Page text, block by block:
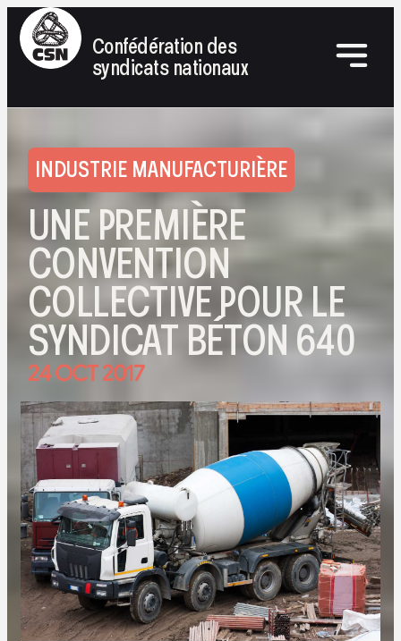
Confédération des
syndicats nationaux
INDUSTRIE MANUFACTURIÈRE
UNE PREMIÈRE
CONVENTION
COLLECTIVE POUR LE
SYNDICAT BÉTON 640
24 OCT 2017